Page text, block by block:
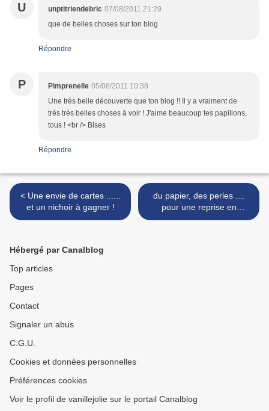
U unptitriendebric 07/08/2011 21:29
que de belles choses sur ton blog
Répondre
P Pimprenelle 05/08/2011 10:38
Une très belle découverte que ton blog !! Il y a vraiment de
très très belles choses à voir ! J'aime beaucoup tes papillons,
tous ! <br /> Bises
Répondre
< Une envie de cartes ......
et un nichoir à gagner !
du papier, des perles ....
pour une reprise en
douceur.... >
Hébergé par Canalblog
Top articles
Pages
Contact
Signaler un abus
C.G.U.
Cookies et données personnelles
Préférences cookies
Voir le profil de vanillejolie sur le portail Canalblog